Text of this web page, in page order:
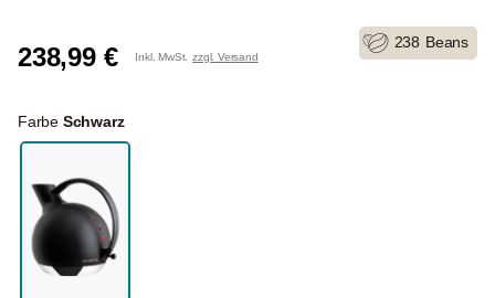
238,99 € Inkl. MwSt. zzgl. Versand
238 Beans
Farbe Schwarz